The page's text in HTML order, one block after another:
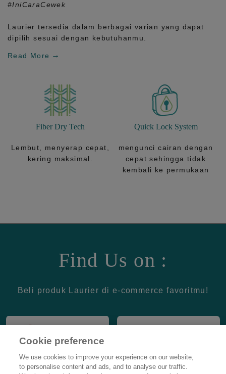
#IniCaraCewek
Laurier tersedia dalam berbagai varian yang dapat
dipilih sesuai dengan kebutuhanmu.
Read More
Fiber Dry Tech
Lembut, menyerap cepat,
kering maksimal.
Quick Lock System
mengunci cairan dengan
cepat sehingga tidak
kembali ke permukaan
Find Us on :
Beli produk Laurier di e-commerce favoritmu!
Cookie preference
We use cookies to improve your experience on our website,
to personalise content and ads, and to analyse our traffic.